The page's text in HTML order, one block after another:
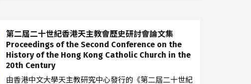
第二屆二十世紀香港天主教會歷史研討會論文集
Proceedings of the Second Conference on the
History of the Hong Kong Catholic Church in the
20th Century
由香港中文大學天主教研究中心發行的《第二屆二十世紀